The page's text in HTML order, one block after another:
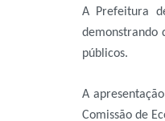
A Prefeitura
demonstrando
públicos.
A
Comissão de